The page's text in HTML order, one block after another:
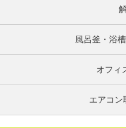
風呂釜・浴
オフィ
エアコン